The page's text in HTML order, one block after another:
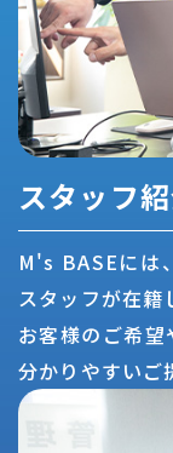
スタッフ
M's BASEには
スタッフが在籍
お客様のご希
分かりやすいご